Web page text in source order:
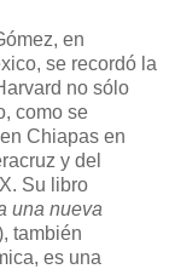
en
se recordó la
no sólo
como se
Chiapas en
y del
Su libro
una nueva
también
es una